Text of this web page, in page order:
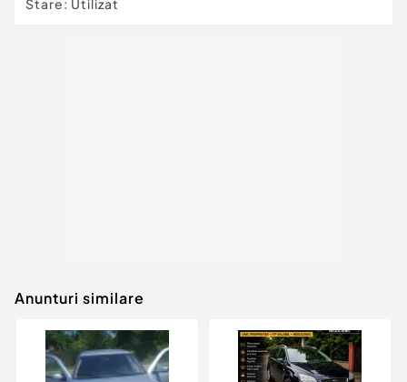
Stare: Utilizat
Anunturi similare